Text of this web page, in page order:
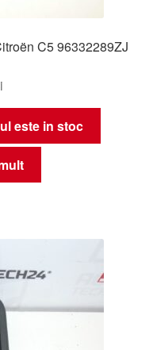
C5 96332289ZJ
este in stoc